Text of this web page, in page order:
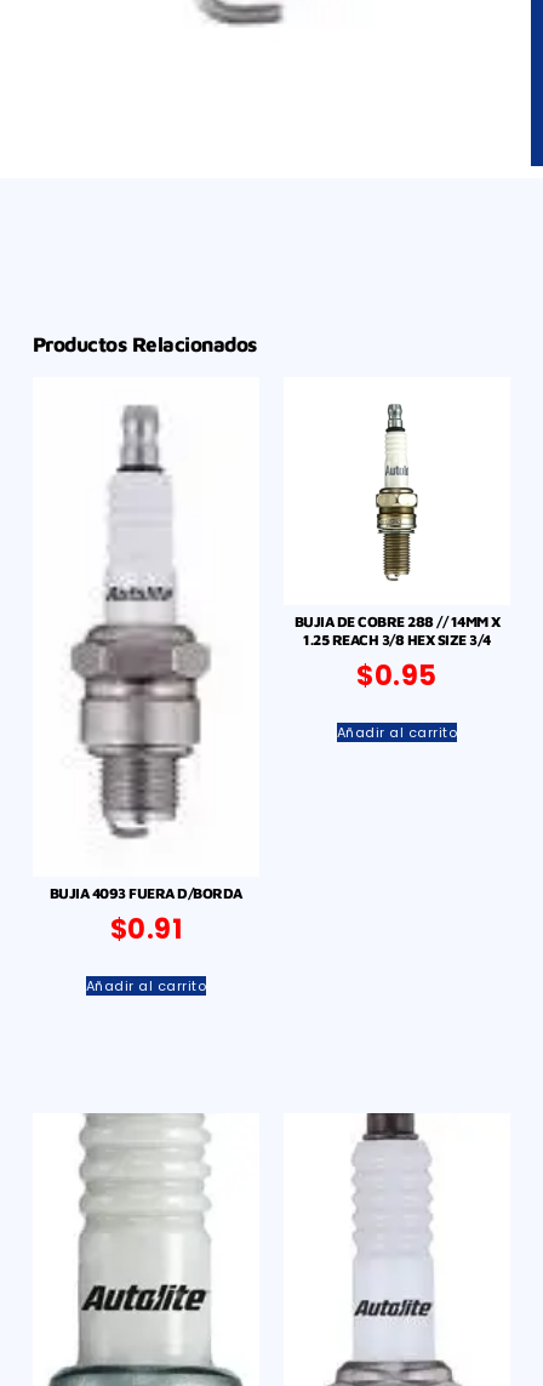
Productos Relacionados
BUJIA 4093 FUERA D/BORDA
$0.91
Añadir al carrito
BUJIA DE COBRE 288 // 14MM X
1.25 REACH 3/8 HEX SIZE 3/4
$0.95
Añadir al carrito